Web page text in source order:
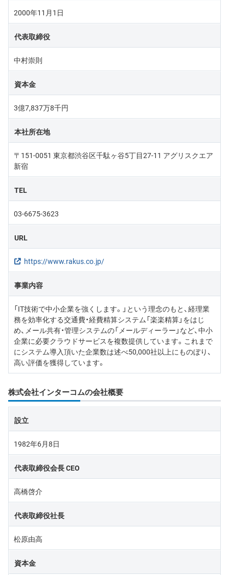
2000年11月1日
代表取締役
中村崇則
資本金
3億7,837万8千円
本社所在地
〒151-0051 東京都渋谷区千駄ヶ谷5丁目27-11 アグリスクエア
新宿
TEL
03-6675-3623
URL
https://www.rakus.co.jp/
事業内容
「IT技術で中小企業を強くします。」という理念のもと、経理業
務を効率化する交通費・経費精算システム「楽楽精算」をはじ
め、メール共有・管理システムの「メールディーラー」など、中小
企業に必要クラウドサービスを複数提供しています。これまで
にシステム導入頂いた企業数は述べ50,000社以上にものぼり、
高い評価を獲得しています。
株式会社インターコムの会社概要
設立
1982年6月8日
代表取締役会長 CEO
高橋啓介
代表取締役社長
松原由高
資本金